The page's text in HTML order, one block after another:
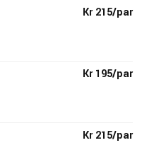
Kr 215/par
Kr 195/par
Kr 215/par